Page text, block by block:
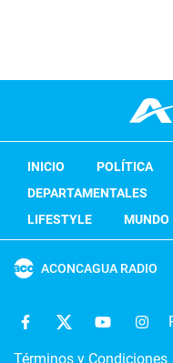
INICIO POLÍTICA
DEPARTAMENTALES
LIFESTYLE
MUNDO
ACONCAGUA RADIO
Términos y Condiciones